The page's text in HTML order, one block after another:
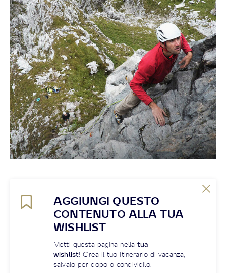
AGGIUNGI QUESTO
CONTENUTO ALLA TUA
WISHLIST
Metti questa pagina nellatua
wishlist! Crea il tuo itinerario di vacanza,
salvalo per dopo o condividilo.